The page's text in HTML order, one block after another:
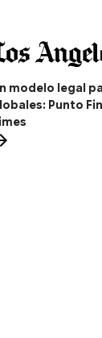
modelo legal
Punto